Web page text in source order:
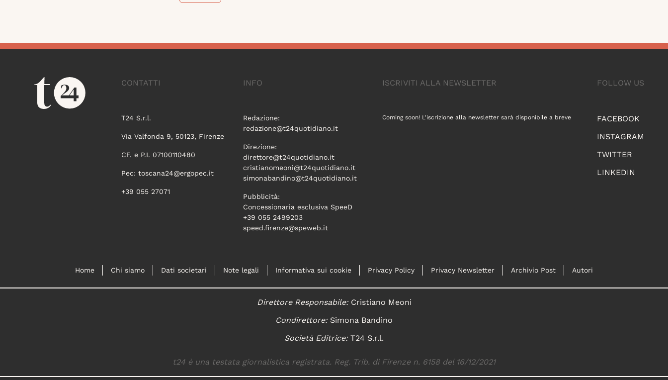
CONTATTI
T24 S.r.l.
Via Valfonda 9, 50123, Firenze
CF. e P.I. 07100110480
Pec: toscana24@ergopec.it
+39 055 27071
INFO
Redazione:
redazione@t24quotidiano.it
Direzione:
direttore@t24quotidiano.it
cristianomeoni@t24quotidiano.it
simonabandino@t24quotidiano.it
Pubblicità:
Concessionaria esclusiva SpeeD
+39 055 2499203
speed.firenze@speweb.it
FOLLOW US
FACEBOOK
INSTAGRAM
TWITTER
LINKEDIN
ISCRIVITI ALLA NEWSLETTER
Coming soon! L'iscrizione alla newsletter sarà disponibile a breve
Home Chi siamo Dati societari Note legali Informativa sui cookie Privacy Policy Privacy Newsletter Archivio Post Autori
Direttore Responsabile:Cristiano Meoni
Condirettore:Simona Bandino
Società Editrice:T24 S.r.l.
t24 è una testata giornalistica registrata. Reg. Trib. di Firenze n. 6158 del 16/12/2021